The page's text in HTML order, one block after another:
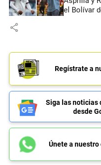
el Bolívar
share
Regístrate a
Siga las noticias
desde
Únete a nuestro